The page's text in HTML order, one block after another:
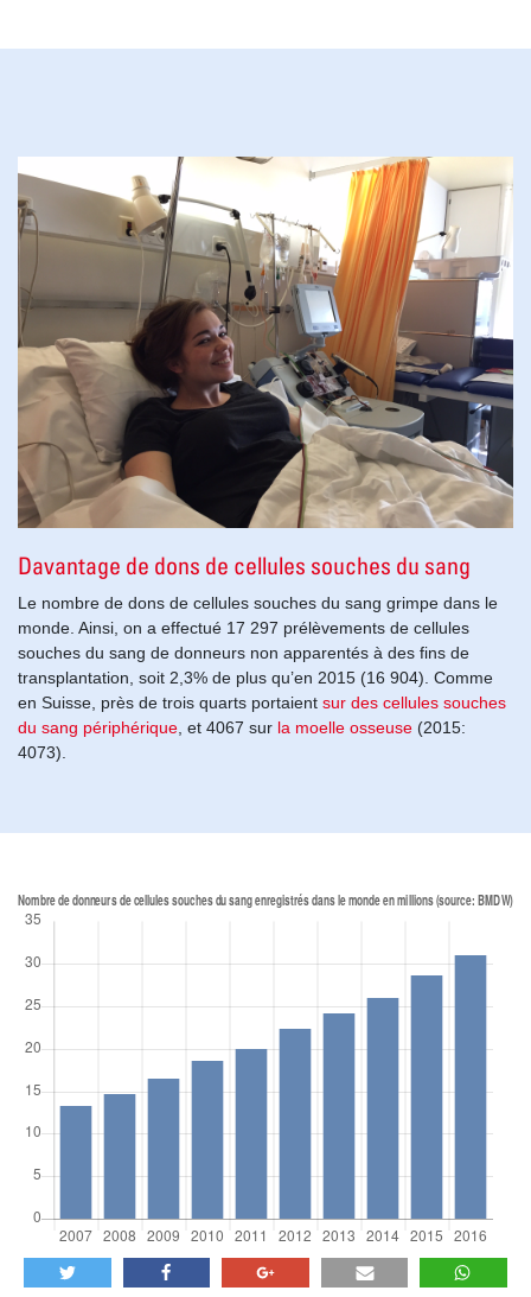
Davantage de dons de cellules souches du sang
Le nombre de dons de cellules souches du sang grimpe dans le
monde. Ainsi, on a effectué 17 297 prélèvements de cellules
souches du sang de donneurs non apparentés à des fins de
transplantation, soit 2,3% de plus qu’en 2015 (16 904) . Comme
en Suisse, près de trois quarts portaient sur des cellules souches
du sang périphérique , et 4067 sur la moelle osseuse (2015:
4073).